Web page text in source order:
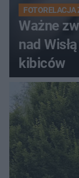
FOTORELACJA
Ważne
nad
kibiców